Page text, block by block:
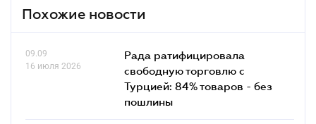
Похожие новости
09.09
16 июля 2026
Рада ратифицировала
свободную торговлю с
Турцией: 84% товаров - без
пошлины